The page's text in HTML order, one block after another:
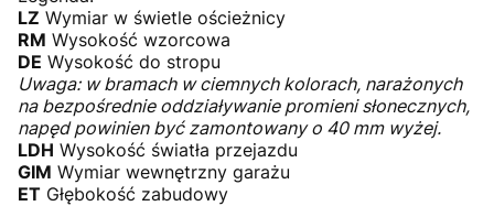
LZ Wymiar w świetle ościeżnicy
RM Wysokość wzorcowa
DE Wysokość do stropu
Uwaga: w bramach w ciemnych kolorach, narażonych
na bezpośrednie oddziaływanie promieni słonecznych,
napęd powinien być zamontowany o 40 mm wyżej.
LDH Wysokość światła przejazdu
GIM Wymiar wewnętrzny garażu
ET Głębokość zabudowy